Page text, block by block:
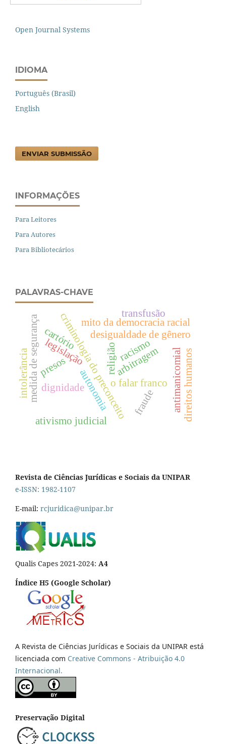
Open Journal Systems
IDIOMA
Português (Brasil)
English
ENVIAR SUBMISSÃO
INFORMAÇÕES
Para Leitores
Para Autores
Para Bibliotecários
PALAVRAS-CHAVE
racismo
criminologia do preconceito
legislação
mito da democracia racial
o falar franco
desigualdade de gênero
medida de segurança antimanicomial
autonomia
dignidade
intolerância religião
transfusão
ativismo judicial direitos humanos
presos arbitragem
fraude
cartório
Revista de Ciências Jurídicas e Sociais da UNIPAR
e-ISSN: 1982-1107
E-mail: rcjuridica@unipar.br
Qualis Capes 2021-2024: A4
Índice H5 (Google Scholar)
A Revista de Ciências Jurídicas e Sociais da UNIPAR está
licenciada com Creative Commons - Atribuição 4.0
Internacional.
Preservação Digital